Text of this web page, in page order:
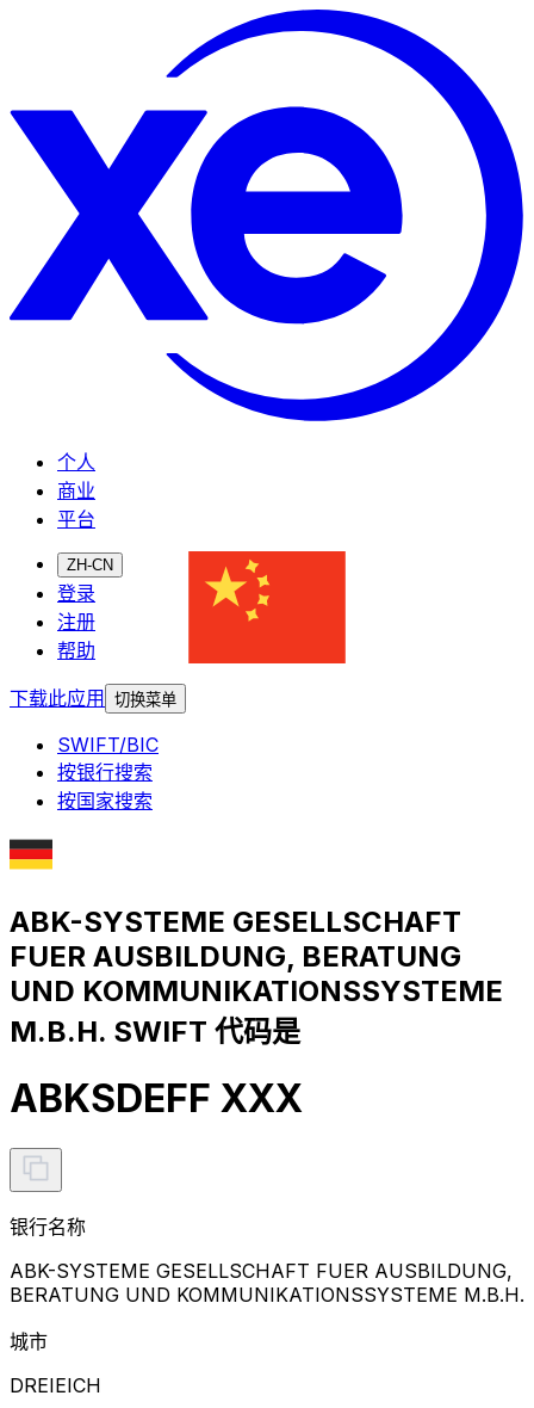
个人
商业
平台
ZH-CN
登录
注册
帮助
下载此应用
切换菜单
SWIFT/BIC
按银行搜索
按国家搜索
ABK-SYSTEME GESELLSCHAFT
FUER AUSBILDUNG, BERATUNG
UND KOMMUNIKATIONSSYSTEME
M.B.H. SWIFT 代码是
ABKSDEFF XXX
银行名称
ABK-SYSTEME GESELLSCHAFT FUER AUSBILDUNG,
BERATUNG UND KOMMUNIKATIONSSYSTEME M.B.H.
城市
DREIEICH